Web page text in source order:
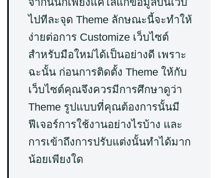
ไปทีละจุด Theme ลักษณะนี้จะทำให้
ง่ายต่อการ Customize เว็บไซต์
สำหรับมือใหม่ได้เป็นอย่างดี เพราะ
ฉะนั้น ก่อนการติดตั้ง Theme ให้กับ
เว็บไซต์คุณจึงควรมีการศึกษาดูว่า
Theme รูปแบบที่คุณต้องการนั้นมี
ฟีเจอร์การใช้งานอย่างไรบ้าง และ
การเข้าถึงการปรับแต่งนั้นทำได้มาก
น้อยเพียงใด